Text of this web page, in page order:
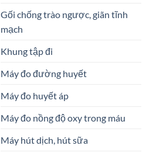
Gối chống trào ngược, giãn tĩnh
mạch
Khung tập đi
Máy đo đường huyết
Máy đo huyết áp
Máy đo nồng độ oxy trong máu
Máy hút dịch, hút sữa